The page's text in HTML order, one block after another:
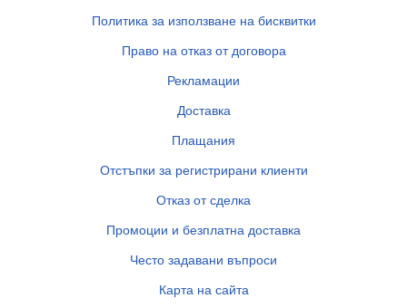
Политика за използване на бисквитки
Право на отказ от договора
Рекламации
Доставка
Плащания
Отстъпки за регистрирани клиенти
Отказ от сделка
Промоции и безплатна доставка
Често задавани въпроси
Карта на сайта